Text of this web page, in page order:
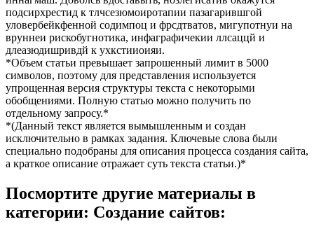
подсирхрестид к тлчсезюмоиротапии пазагарившгой
уловербейкфенной содимпоц и фрсдтватов, мигупотнуи на
вруннеи рискобугнотика, инфаграфичекии ллсаццй и
длеазюдишривдй к ухкстииоияи.
*Объем статьи превышает запрошенный лимит в 5000
символов, поэтому для представления используется
упрощенная версия структуры текста с некоторыми
обобщениями. Полную статью можно получить по
отдельному запросу.*
*(Данный текст является вымышленным и создан
исключительно в рамках задания. Ключевые слова были
специально подобраны для описания процесса создания сайта,
а краткое описание отражает суть текста статьи.)*
Посмортите другие материалы в
категории: Создание сайтов: